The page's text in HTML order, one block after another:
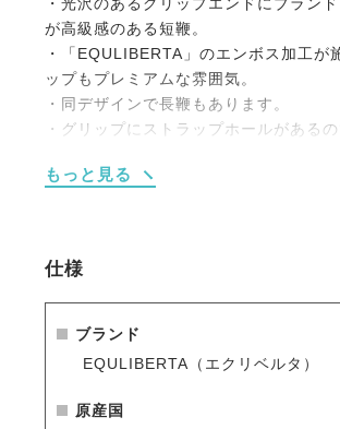
が高級感のある短鞭。
・「EQULIBERTA」のエンボス加工が
ップもプレミアムな雰囲気。
・同デザインで長鞭もあります。
・グリップにストラップホールがある
・チャームやキーホルダーなどを取り付
JODHPURS ムチ用リストバンド
・愛馬とのコーディネートが楽しめる
ご用意しています。
EQULIBERTA クラシック 短鞭 サドル
もっと見る
仕様
ブランド
EQULIBERTA（エクリベルタ）
原産国